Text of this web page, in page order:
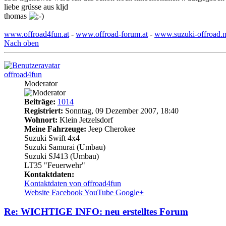
liebe grüsse aus kljd
thomas
www.offroad4fun.at - www.offroad-forum.at - www.suzuki-
Nach oben
offroad4fun
Moderator
Beiträge: 1014
Registriert: Sonntag, 09 Dezember 2007, 18:40
Wohnort: Klein Jetzelsdorf
Meine Fahrzeuge: Jeep Cherokee
Suzuki Swift 4x4
Suzuki Samurai (Umbau)
Suzuki SJ413 (Umbau)
LT35 "Feuerwehr"
Kontaktdaten:
Kontaktdaten von offroad4fun
Website FacebookYouTube Google+
Re: WICHTIGE INFO: neu erstelltes Forum